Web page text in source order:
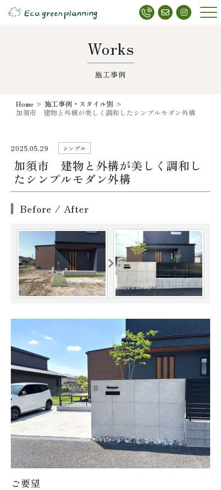
メニ
Works
施工事例
Home > 施工事例・スタイル別 >
加須市 建物と外構が美しく調和したシンプルモダン外構
2025.05.29 シンプル
加須市 建物と外構が美しく調和し
たシンプルモダン外構
Before / After
ご要望